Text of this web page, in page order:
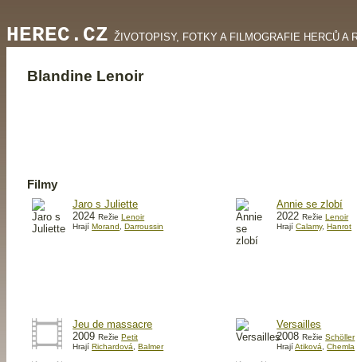
HEREC.CZ ŽIVOTOPISY, FOTKY A FILMOGRAFIE HERCŮ A
Blandine Lenoir
Filmy
Jaro s Juliette
2024RežieLenoir
HrajíMorand ,Darroussin
Annie se zlobí
2022RežieLenoir
HrajíCalamy,Hanrot
Jeu de massacre
2009RežiePetit
HrajíRichardová ,Balmer
Versailles
2008RežieSchöller
HrajíAtiková ,Chemla